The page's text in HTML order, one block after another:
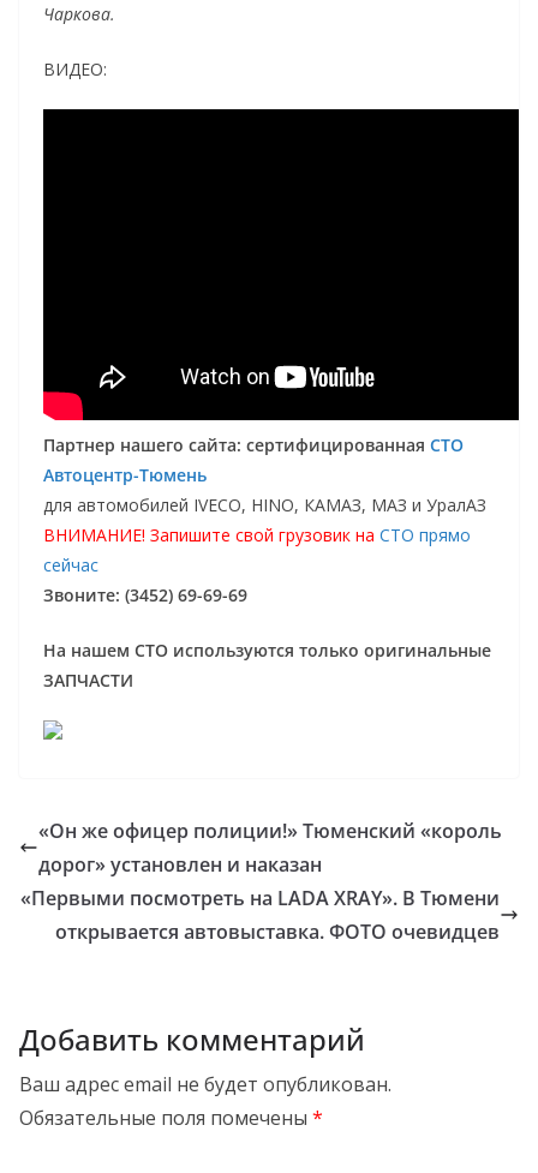
Чаркова.
ВИДЕО:
Партнер нашего сайта: сертифицированная СТО
Автоцентр-Тюмень
для автомобилей IVECO, HINO, КАМАЗ, МАЗ и УралАЗ
ВНИМАНИЕ! Запишите свой грузовик на СТО прямо
сейчас
Звоните: (3452) 69-69-69
На нашем СТО используются только оригинальные
ЗАПЧАСТИ
«Он же офицер полиции!» Тюменский «король
дорог» установлен и наказан
«Первыми посмотреть на LADA XRAY». В Тюмени
открывается автовыставка. ФОТО очевидцев
Добавить комментарий
Ваш адрес email не будет опубликован.
Обязательные поля помечены *